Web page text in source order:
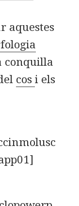
aquestes
conquilla
cosi els